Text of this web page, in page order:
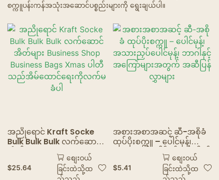
စက္ကူပန်းကန်အသုံးအဆောင်ပစ္စည်းများကို ရွေးချယ်ပါ။
အညိုရောင် Kraft Socke
Bulk Bulk Bulk လက်ဆောင်
အိတ်များ Business Shop
Business Bags Xmas
ပါတီသည်အိမ်ထောင်ရေးကို
$25.64
စျေးဝယ်
ခြင်းထဲသို့ထ
အစားအစာအဆင့် ဆီ-အစိုခံ
ထုပ်ပိုးစက္ကူ – ပေါင်မုန့်၊
အသားညှပ်ပေါင်မုန့်၊ ဘာဂါနှင့်
အကြော်များအတွက် အဆီပြန်
လွှာများ
$5.41
စျေးဝယ်
ခြင်းထဲသို့ထ